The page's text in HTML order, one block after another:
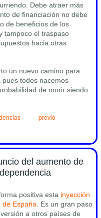
Debe atraer más
de financiación no debe
de beneficios de los
tampoco el traspaso
hacia otras
un nuevo camino para
todos nacemos
de morir siendo
previo
del aumento de
positiva esta inyección
de España . Es un gran paso
a otros países de